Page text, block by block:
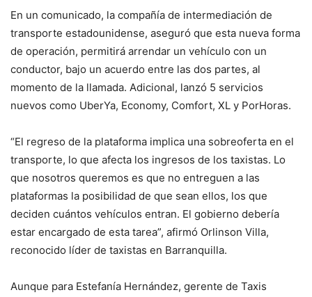
En un comunicado, la compañía de intermediación de
transporte estadounidense, aseguró que esta nueva forma
de operación, permitirá arrendar un vehículo con un
conductor, bajo un acuerdo entre las dos partes, al
momento de la llamada. Adicional, lanzó 5 servicios
nuevos como UberYa, Economy, Comfort, XL y PorHoras.
“El regreso de la plataforma implica una sobreoferta en el
transporte, lo que afecta los ingresos de los taxistas. Lo
que nosotros queremos es que no entreguen a las
plataformas la posibilidad de que sean ellos, los que
deciden cuántos vehículos entran. El gobierno debería
estar encargado de esta tarea”, afirmó Orlinson Villa,
reconocido líder de taxistas en Barranquilla.
Aunque para Estefanía Hernández, gerente de Taxis